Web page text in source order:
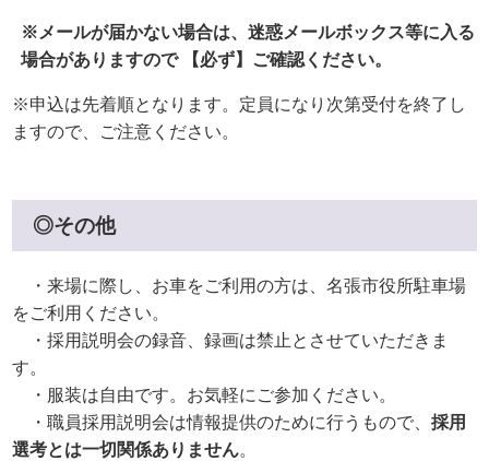
※メールが届かない場合は、迷惑メールボックス等に入る
場合がありますので 【必ず】ご確認ください。
※申込は先着順となります。定員になり次第受付を終了し
ますので、ご注意ください。
◎その他
・来場に際し、お車をご利用の方は、名張市役所駐車場
をご利用ください。
・採用説明会の録音、録画は禁止とさせていただきま
す。
・服装は自由です。お気軽にご参加ください。
・職員採用説明会は情報提供のために行うもので、採用
選考とは一切関係ありません。